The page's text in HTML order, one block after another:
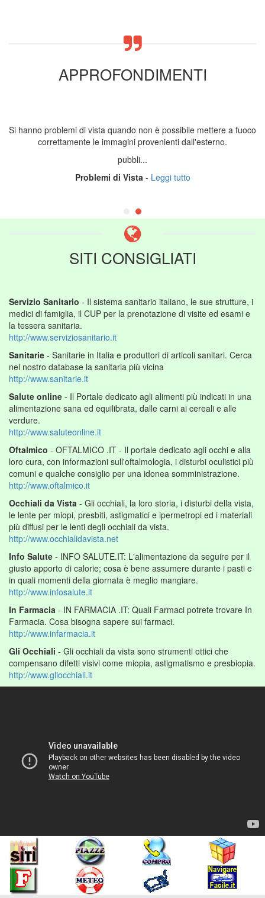
APPROFONDIMENTI
Si hanno problemi di vista quando non è possibile mettere a fuoco
correttamente le immagini provenienti dall'esterno.
pubbli...
Problemi di Vista - Leggi tutto
SITI CONSIGLIATI
Servizio Sanitario - Il sistema sanitario italiano, le sue strutture, i
medici di famiglia, il CUP per la prenotazione di visite ed esami e
la tessera sanitaria.
http://www.serviziosanitario.it
Sanitarie - Sanitarie in Italia e produttori di articoli sanitari. Cerca
nel nostro database la sanitaria più vicina
http://www.sanitarie.it
Salute online - Il Portale dedicato agli alimenti più indicati in una
alimentazione sana ed equilibrata, dalle carni ai cereali e alle
verdure.
http://www.saluteonline.it
Oftalmico - OFTALMICO .IT - Il portale dedicato agli occhi e alla
loro cura, con informazioni sull'oftalmologia, i disturbi oculistici più
comuni e qualche consiglio per una idonea somministrazione.
http://www.oftalmico.it
Occhiali da Vista - Gli occhiali, la loro storia, i disturbi della vista,
le lente per miopi, presbiti, astigmatici e ipermetropi ed i materiali
più diffusi per le lenti degli occhiali da vista.
http://www.occhialidavista.net
Info Salute - INFO SALUTE.IT: L'alimentazione da seguire per il
giusto apporto di calorie; cosa è bene assumere durante i pasti e
in quali momenti della giornata è meglio mangiare.
http://www.infosalute.it
In Farmacia - IN FARMACIA .IT: Quali Farmaci potrete trovare In
Farmacia. Cosa bisogna sapere sui farmaci.
http://www.infarmacia.it
Gli Occhiali - Gli occhiali da vista sono strumenti ottici che
compensano difetti visivi come miopia, astigmatismo e presbiopia.
http://www.gliocchiali.it